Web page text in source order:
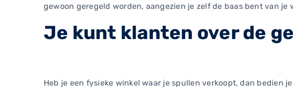
gewoon geregeld worden, aangezien je zelf de baas bent van je
Je kunt klanten over de
Heb je een fysieke winkel waar je spullen verkoopt, dan bedien